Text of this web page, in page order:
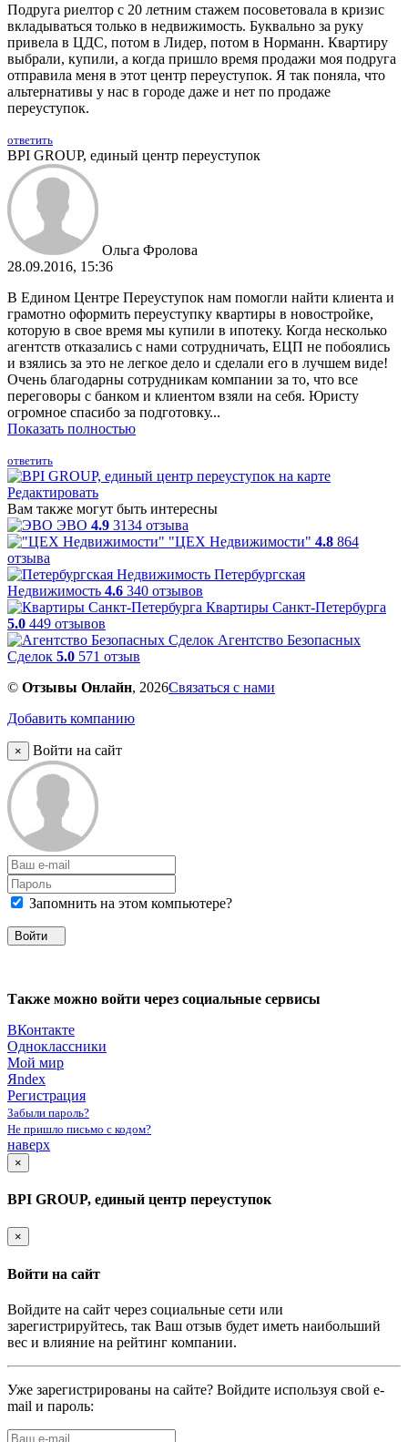
Подруга риелтор с 20 летним стажем посоветовала в кризис
вкладываться только в недвижимость. Буквально за руку
привела в ЦДС, потом в Лидер, потом в Норманн. Квартиру
выбрали, купили, а когда пришло время продажи моя подруга
отправила меня в этот центр переуступок. Я так поняла, что
альтернативы у нас в городе даже и нет по продаже
переуступок.
ответить
BPI GROUP, единый центр переуступок
Ольга Фролова
28.09.2016, 15:36
В Едином Центре Переуступок нам помогли найти клиента и
грамотно оформить переуступку квартиры в новостройке,
которую в свое время мы купили в ипотеку. Когда несколько
агентств отказались с нами сотрудничать, ЕЦП не побоялись
и взялись за это не легкое дело и сделали его в лучшем виде!
Очень благодарны сотрудникам компании за то, что все
переговоры с банком и клиентом взяли на себя. Юристу
огромное спасибо за подготовку...
Показать полностью
ответить
Редактировать
Вам также могут быть интересны
ЭВО 4.9 3134 отзыва
"ЦЕХ Недвижимости" 4.8 864
отзыва
Петербургская
Недвижимость 4.6 340 отзывов
Квартиры Санкт-Петербурга
5.0 449 отзывов
Агентство Безопасных
Сделок 5.0 571 отзыв
© Отзывы Онлайн, 2026Связаться с нами
Добавить компанию
× Войти на сайт
Запомнить на этом компьютере?
Войти
Также можно войти через социальные сервисы
ВКонтакте
Одноклассники
Мой мир
Яndex
Регистрация
Забыли пароль?
Не пришло письмо с кодом?
наверх
×
BPI GROUP, единый центр переуступок
×
Войти на сайт
Войдите на сайт через социальные сети или
зарегистрируйтесь, так Ваш отзыв будет иметь наибольший
вес и влияние на рейтинг компании.
Уже зарегистрированы на сайте? Войдите используя свой e-
mail и пароль: